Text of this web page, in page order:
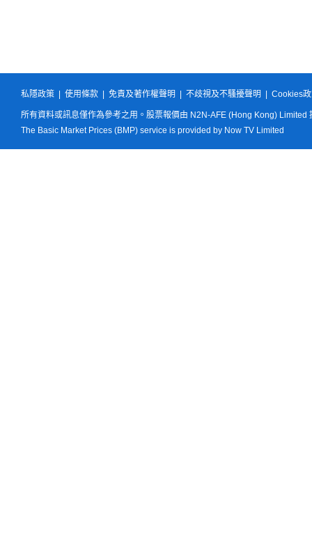
私隱政策 使用條款 免責及著作權聲明 不歧視及不騷擾聲明 Cookies
所有資料或訊息僅作為參考之用。股票報價由 N2N-AFE (Hong Kong) Limited
The Basic Market Prices (BMP) service is provided by Now TV Limited